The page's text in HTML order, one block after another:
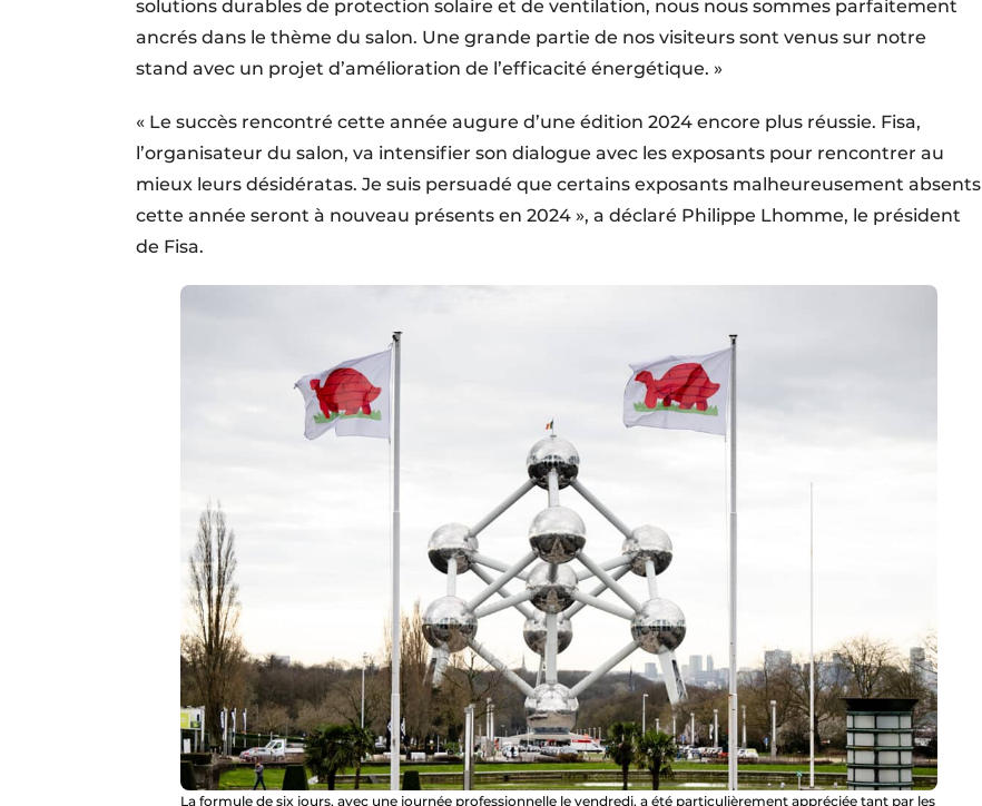
solutions durables de protection solaire et de ventilation, nous nous sommes parfaitement
ancrés dans le thème du salon. Une grande partie de nos visiteurs sont venus sur notre
stand avec un projet d’amélioration de l’efficacité énergétique. »
« Le succès rencontré cette année augure d’une édition 2024 encore plus réussie. Fisa,
l’organisateur du salon, va intensifier son dialogue avec les exposants pour rencontrer au
mieux leurs désidératas. Je suis persuadé que certains exposants malheureusement absents
cette année seront à nouveau présents en 2024 », a déclaré Philippe Lhomme, le président
de Fisa.
La formule de six jours, avec une journée professionnelle le vendredi, a été particulièrement appréciée tant par les